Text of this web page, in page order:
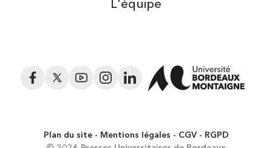
L'équipe
Facebook
Twitter YouTubeInstagramLinkedIn
Plan du site Mentions légales CGV
RGPD